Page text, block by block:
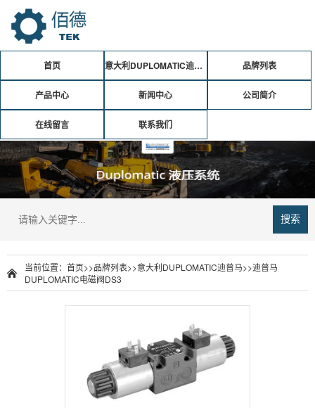
首页 意大利DUPLOMATIC迪普马 品牌列表
产品中心 新闻中心 公司简介
在线留言 联系我们
搜索
当前位置： 首页>>品牌列表>>意大利DUPLOMATIC迪普马>>迪普马
DUPLOMATIC电磁阀DS3